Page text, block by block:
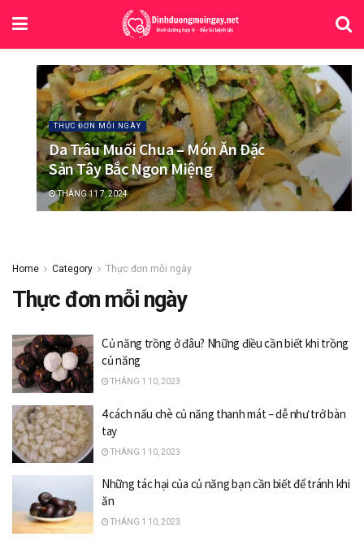
THỰC ĐƠN MỖI NGÀY
Da Trâu Muối Chua – Món Ăn Đặc
Sản Tây Bắc Ngon Miệng
THÁNG 11 7, 2024
Home Category Thực đơn mỗi ngày
Thực đơn mỗi ngày
Củ năng trồng ở đâu? Những điều cần biết khi trồng
củ năng
THÁNG 1 10, 2023
4 cách nấu chè củ năng thanh mát – dễ như trở bàn
tay
THÁNG 1 10, 2023
Những tác hại của củ năng bạn cần biết để tránh khi
ăn
THÁNG 1 10, 2023